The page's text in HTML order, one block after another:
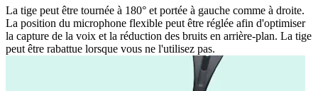
La tige peut être tournée à 180° et portée à gauche comme à droite.
La position du microphone flexible peut être réglée afin d'optimiser
la capture de la voix et la réduction des bruits en arrière-plan. La tige
peut être rabattue lorsque vous ne l'utilisez pas.